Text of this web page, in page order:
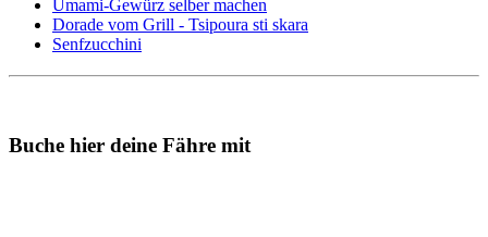
Umami-Gewürz selber machen
Dorade vom Grill - Tsipoura sti skara
Senfzucchini
Buche hier deine Fähre mit